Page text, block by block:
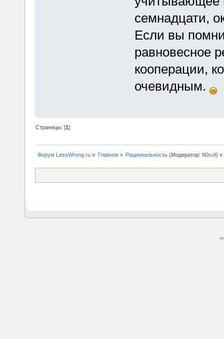
семнадцати,
Если вы
равновесное
кооперации,
очевидным.
Страницы: [1]
Форум LessWrong.ru » Главное» Рациональность(Модератор: fil0sof) »